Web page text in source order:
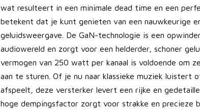
wat resulteert in een minimale dead time en een
betekent dat je kunt genieten van een nauwkeurige
geluidsweergave. De GaN-technologie is een
audiowereld en zorgt voor een helderder, schoner
vermogen van 250 watt per kanaal is voldoende om
aan te sturen. Of je nu naar klassieke muziek luistert
afspeelt, deze versterker levert een rijke en
hoge dempingsfactor zorgt voor strakke en precieze